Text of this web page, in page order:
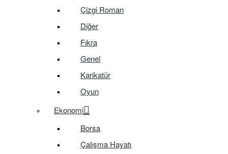
Çizgi Roman
Diğer
Fıkra
Genel
Karikatür
Oyun
Ekonomi
Borsa
Çalışma Hayatı